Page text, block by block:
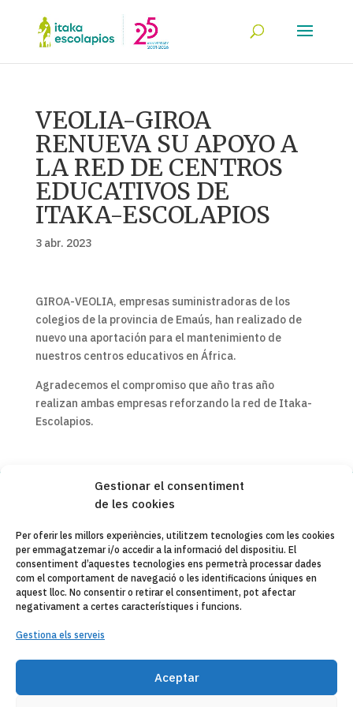
Gestionar el consentiment
de les cookies
Per oferir les millors experiències, utilitzem tecnologies com les cookies
per emmagatzemar i/o accedir a la informació del dispositiu. El
consentiment d’aquestes tecnologies ens permetrà processar dades
com el comportament de navegació o les identificacions úniques en
aquest lloc. No consentir o retirar el consentiment, pot afectar
negativament a certes característiques i funcions.
Gestiona els serveis
Aceptar
VEOLIA-GIROA
RENUEVA SU APOYO A
LA RED DE CENTROS
EDUCATIVOS DE
ITAKA-ESCOLAPIOS
3 abr. 2023
GIROA-VEOLIA, empresas suministradoras de los
colegios de la provincia de Emaús, han realizado de
nuevo una aportación para el mantenimiento de
nuestros centros educativos en África.
Agradecemos el compromiso que año tras año
realizan ambas empresas reforzando la red de Itaka-
Escolapios.
Copyleft 2025Itaka-Escolapios
AVÍS LEGAL
POLÍTICA DE PRIVACITAT
ENTITATS COL·LABORADES